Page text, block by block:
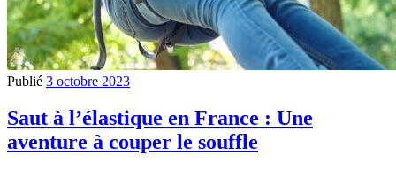
Publié 3 octobre 2023
Saut à l’élastique en France : Une
aventure à couper le souffle